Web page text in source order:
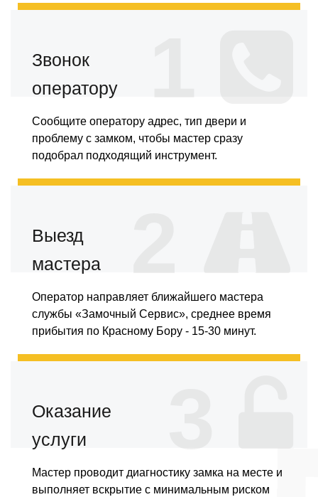
Звонок
оператору
Сообщите оператору адрес, тип двери и
проблему с замком, чтобы мастер сразу
подобрал подходящий инструмент.
Выезд
мастера
Оператор направляет ближайшего мастера
службы «Замочный Сервис», среднее время
прибытия по Красному Бору - 15-30 минут.
Оказание
услуги
Мастер проводит диагностику замка на месте и
выполняет вскрытие с минимальным риском